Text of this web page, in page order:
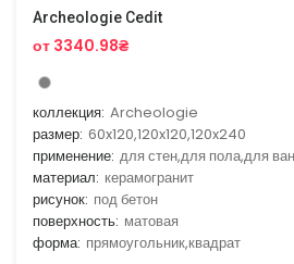
Archeologie Cedit
от 3340.98₴
коллекция: Archeologie
размер: 60x120,120x120,120x240
применение: для стен,для пола,для
материал: керамогранит
рисунок: под бетон
поверхность: матовая
форма: прямоугольник,квадрат